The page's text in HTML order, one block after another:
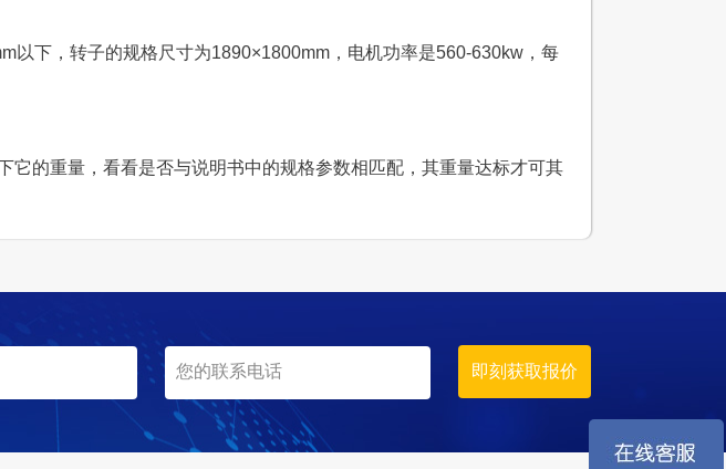
以下，转子的规格尺寸为1890×1800mm，电机功率是560-630kw，每
的重量，看看是否与说明书中的规格参数相匹配，其重量达标才可其
项目坐标 设计产能
项目业主 生产原料